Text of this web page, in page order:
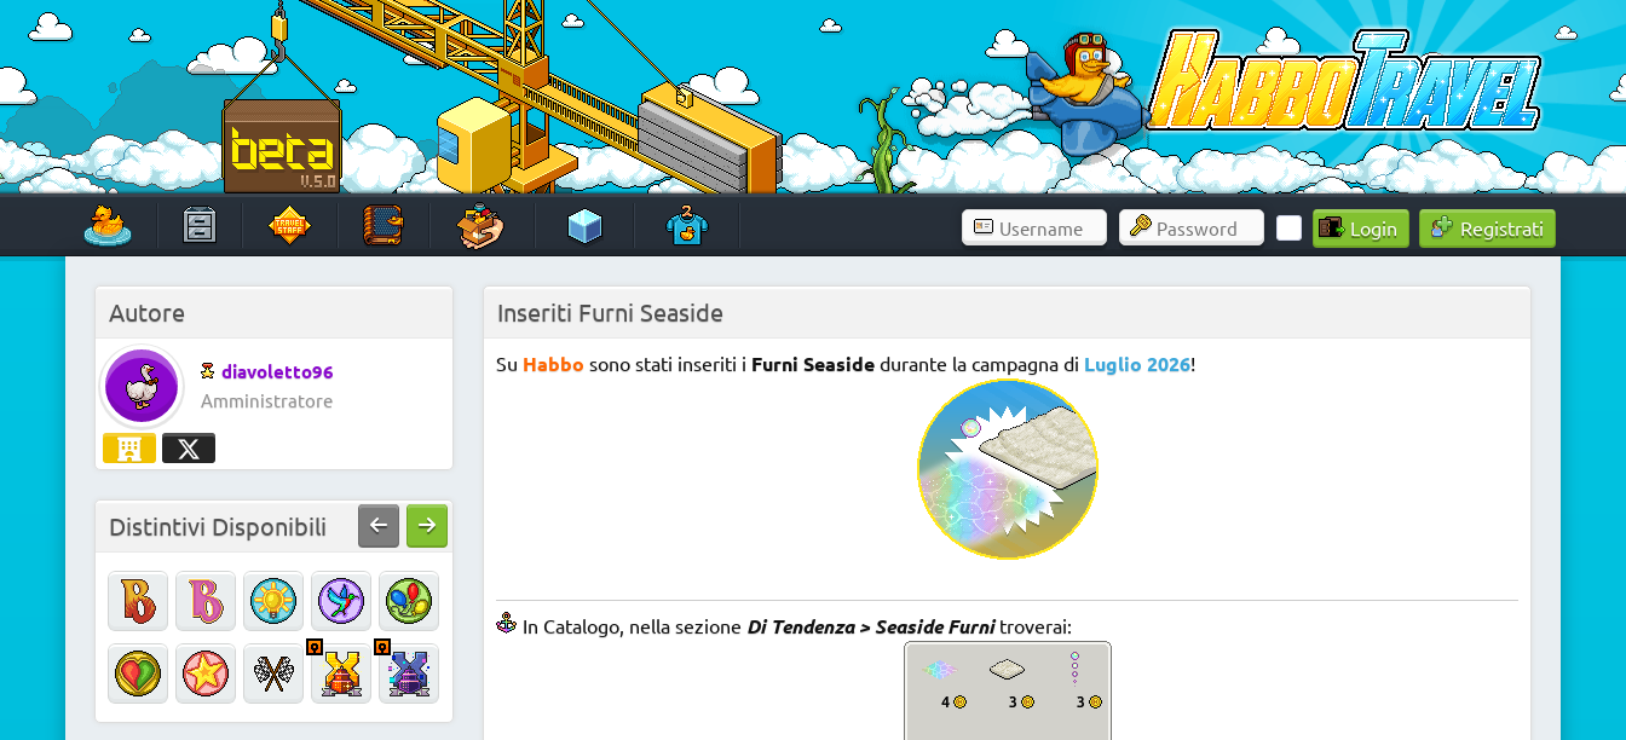
content
HabboTravel
Un viaggio di pixel!
Registrati
Inseriti Furni Seaside
Su Habbo sono stati inseriti i Furni Seaside durante la campagna di Luglio 2026!
In Catalogo, nella sezione Di Tendenza > Seaside Furnitroverai:
Autore
diavoletto96
Amministratore
Distintivi Disponibili